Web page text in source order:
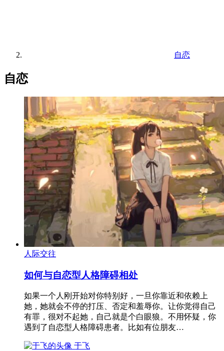
自恋
自恋
人际交往
如何与自恋型人格障碍相处
如果一个人刚开始对你特别好，一旦你靠近和依赖上
她，她就会不停的打压、否定和羞辱你。让你觉得自己
有罪，很对不起她，自己就是个白眼狼。不用怀疑，你
遇到了自恋型人格障碍患者。比如有位朋友…
于飞